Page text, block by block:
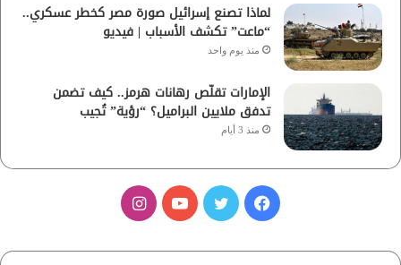
لماذا تصنع إسرائيل صورة مصر كخطر عسكري..
“ماعت” تكشف الأسباب | فيديو
منذ يوم واحد
الإمارات تقلّص رهانات هرمز.. كيف تضمن
تدفق ملايين البراميل؟ “رؤية” تُجيب
منذ 3 أيام